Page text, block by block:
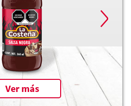
Ver más